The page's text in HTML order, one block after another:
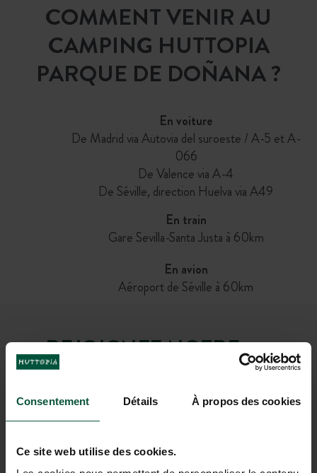
Consentement Détails À propos des cookies
Ce site web utilise des cookies.
COMMENT VENIR AU
CAMPING HUTTOPIA
PARQUE DE DOÑANA ?
En voiture
De Madrid via Autovia del suroeste / A-5 et A-
066
De Valence via A-4
De Séville, direction Huelva via A49
En train
Gare Sevilla-Santa Justa à 60km
En avion
Aéroport de Séville à 60km
REJOIGNEZ NOTRE
Pour être les premiers informés des actus et des
offres promotionnelles d'Huttopia !